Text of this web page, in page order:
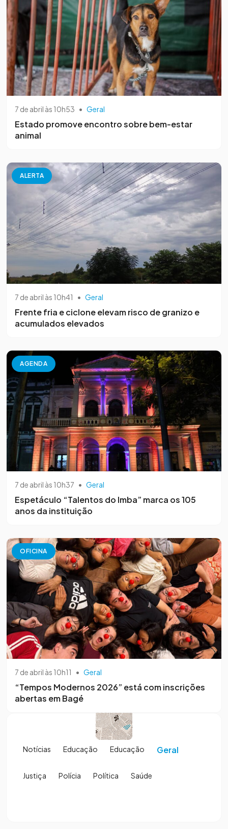
7 de abril às 10h53 • Geral
Estado promove encontro sobre bem-estar
animal
ALERTA
7 de abril às 10h41 • Geral
Frente fria e ciclone elevam risco de granizo e
acumulados elevados
AGENDA
7 de abril às 10h37 • Geral
Espetáculo “Talentos do Imba” marca os 105
anos da instituição
OFICINA
7 de abril às 10h11 • Geral
“Tempos Modernos 2026” está com inscrições
abertas em Bagé
Notícias Educação Educação Geral
Justiça Polícia Política Saúde